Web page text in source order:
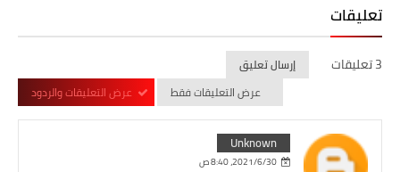
تعليقات
3 تعليقات
إرسال تعليق
عرض التعليقات فقط
عرض التعليقات والردود
Unknown
30‏/6‏/2021، 8:40 ص